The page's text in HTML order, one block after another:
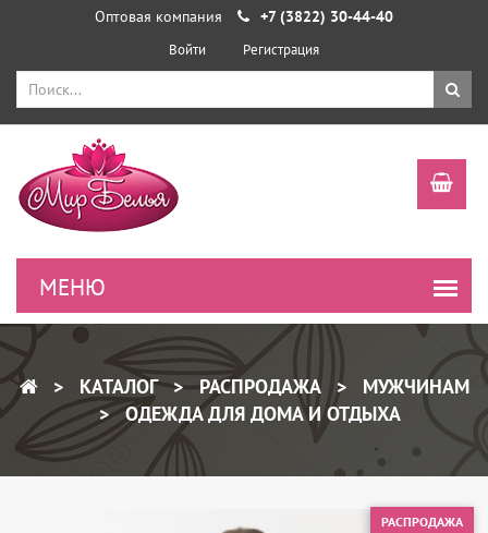
Оптовая компания +7 (3822) 30-44-40
Войти Регистрация
КАТАЛОГ РАСПРОДАЖА
МУЖЧИНАМ
ОДЕЖДА ДЛЯ ДОМА И ОТДЫХА
РАСПРОДАЖА